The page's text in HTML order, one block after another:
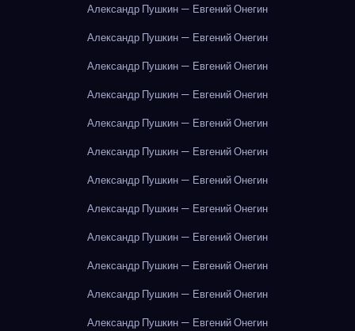
Александр Пушкин — Евгений Онегин
Александр Пушкин — Евгений Онегин
Александр Пушкин — Евгений Онегин
Александр Пушкин — Евгений Онегин
Александр Пушкин — Евгений Онегин
Александр Пушкин — Евгений Онегин
Александр Пушкин — Евгений Онегин
Александр Пушкин — Евгений Онегин
Александр Пушкин — Евгений Онегин
Александр Пушкин — Евгений Онегин
Александр Пушкин — Евгений Онегин
Александр Пушкин — Евгений Онегин